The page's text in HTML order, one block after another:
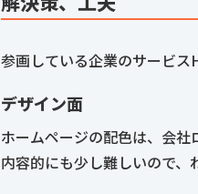
参画している企業のサービス
デザイン面
ホームページの配色は、会社
内容的にも少し難しいので、